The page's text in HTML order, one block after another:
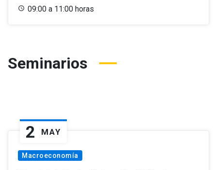
09:00 a 11:00 horas
Seminarios
2 MAY
Macroeconomía